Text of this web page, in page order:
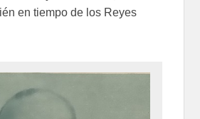
en tiempo de los Reyes